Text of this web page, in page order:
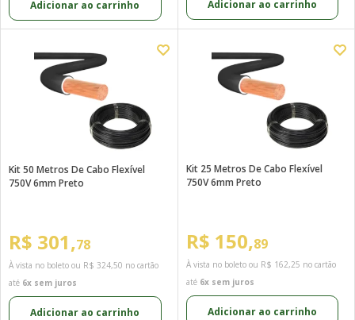
Adicionar ao carrinho Adicionar ao carrinho
Kit 50 Metros De Cabo Flexível
750V 6mm Preto
R$ 301,78
À vista no boleto ou R$ 324,50 no cartão
até 6x sem juros
Adicionar ao carrinho
Kit 25 Metros De Cabo Flexível
750V 6mm Preto
R$ 150,89
À vista no boleto ou R$ 162,25 no cartão
até 6x sem juros
Adicionar ao carrinho